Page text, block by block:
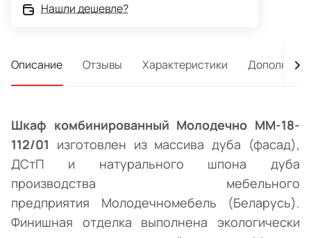
Нашли дешевле?
Описание Отзывы Характеристики
Шкаф комбинированный Молодечно ММ-18-
112/01 изготовлен из массива дуба (фасад),
ДСтП и натурального шпона дуба
производства мебельного
предприятия Молодечномебель (Беларусь).
Финишная отделка выполнена экологически